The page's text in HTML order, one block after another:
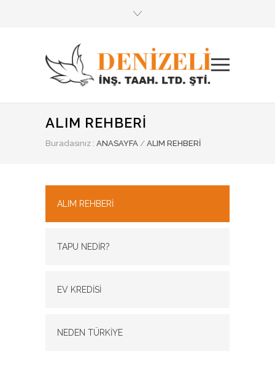
ALIM REHBERİ
Buradasınız : ANASAYFA / ALIM REHBERİ
ALIM REHBERİ
TAPU NEDİR?
EV KREDİSİ
NEDEN TÜRKİYE